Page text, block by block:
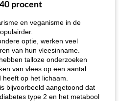
procent
en veganisme in de
optie, werken veel
van hun vleesinname.
talloze onderzoeken
van vlees op een aantal
op het lichaam.
bijvoorbeeld aangetoond dat
type 2 en het metabool